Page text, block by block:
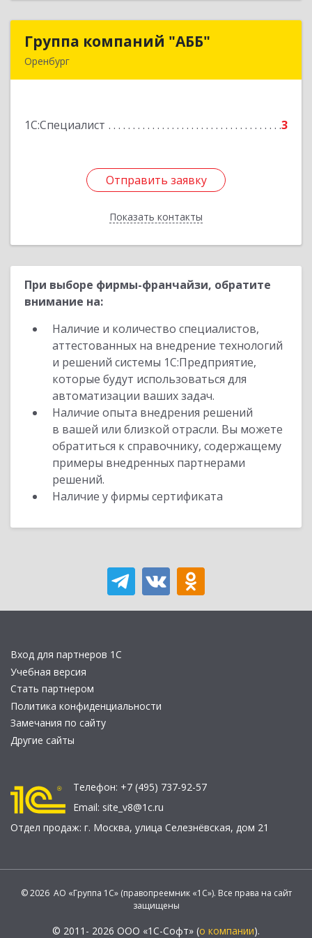
Группа компаний "АББ"
Оренбург
1С:Специалист 3
Отправить заявку
Показать контакты
Группа компаний "АББ"
Подробнее
Отправить заявку
Назад
При выборе фирмы-франчайзи, обратите
внимание на:
Наличие и количество специалистов,
аттестованных на внедрение технологий
и решений системы 1С:Предприятие,
которые будут использоваться для
автоматизации ваших задач.
Наличие опыта внедрения решений
в вашей или близкой отрасли. Вы можете
обратиться к справочнику, содержащему
примеры внедренных партнерами
решений.
Наличие у фирмы сертификата
Вход для партнеров 1С
Учебная версия
Стать партнером
Политика конфиденциальности
Замечания по сайту
Другие сайты
Телефон: +7 (495) 737-92-57
Email: site_v8@1c.ru
Отдел продаж: г. Москва, улица Селезнёвская, дом 21
© 2026 АО «Группа 1С» (правопреемник «1С»). Все права на сайт
защищены
© 2011- 2026 ООО «1С-Софт» (о компании).